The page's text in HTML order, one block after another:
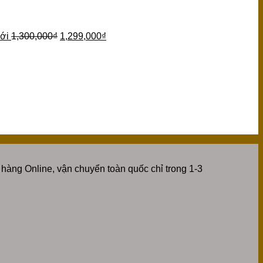
1,300,000₫ 1,299,000₫
Online, vận chuyển toàn quốc chỉ trong 1-3